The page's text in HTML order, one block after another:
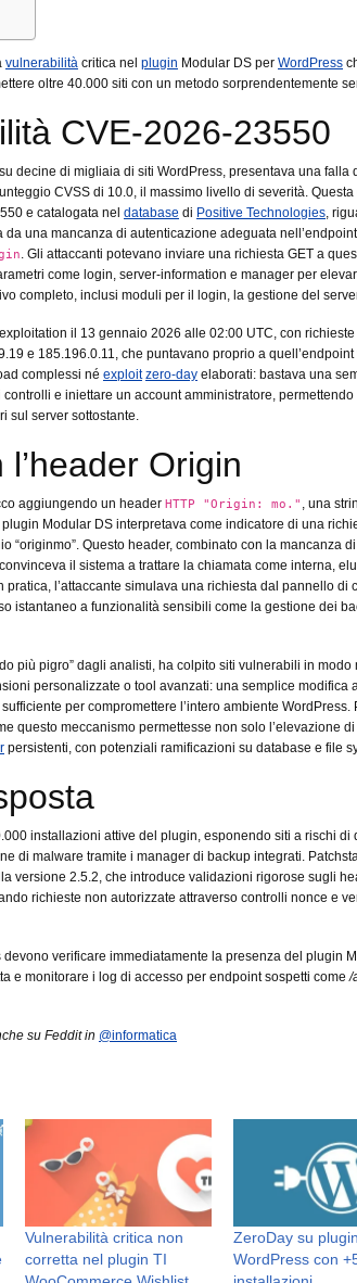
vulnerabilità critica nel plugin Modular DS per WordPress
oltre 40.000 siti con un metodo sorprendentemente
CVE-2026-23550
decine di migliaia di siti WordPress, presentava una falla
CVSS di 10.0, il massimo livello di severità.
e catalogata nel database di Positive Technologies,
da una mancanza di autenticazione adeguata nell’endpoint
. Gli attaccanti potevano inviare una richiesta GET a
come login, server-information e manager per
completo, inclusi moduli per il login, la gestione del
il 13 gennaio 2026 alle 02:00 UTC, con
e 185.196.0.11, che puntavano proprio a
complessi né exploit zero-day elaborati: bastava una
e iniettare un account amministratore, permettendo
sul server sottostante.
Origin
aggiungendo un header HTTP "Origin: mo." , una
Modular DS interpretava come indicatore di una
“originmo”. Questo header, combinato con la mancanza
il sistema a trattare la chiamata come interna,
pratica, l’attaccante simulava una richiesta dal pannello di
istantaneo a funzionalità sensibili come la gestione dei
più pigro” dagli analisti, ha colpito siti vulnerabili in modo
personalizzate o tool avanzati: una semplice modifica
per compromettere l’intero ambiente WordPress.
questo meccanismo permettesse non solo l’elevazione
persistenti, con potenziali ramificazioni su database e file
installazioni attive del plugin, esponendo siti a rischi di
di malware tramite i manager di backup integrati.
versione 2.5.2, che introduce validazioni rigorose sugli
richieste non autorizzate attraverso controlli nonce e
verificare immediatamente la presenza del plugin
e monitorare i log di accesso per endpoint sospetti come/
su Feddit in @informatica
Vulnerabilità critica non
corretta nel plugin TI
ZeroDay su plugin
WordPress con